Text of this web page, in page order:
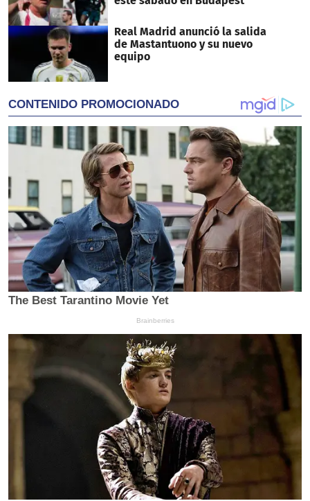
Real Madrid anunció la salida
de Mastantuono y su nuevo
equipo